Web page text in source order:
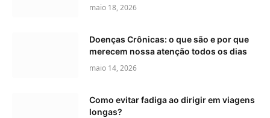
maio 18, 2026
Doenças Crônicas: o que são e por que
merecem nossa atenção todos os dias
maio 14, 2026
Como evitar fadiga ao dirigir em viagens
longas?